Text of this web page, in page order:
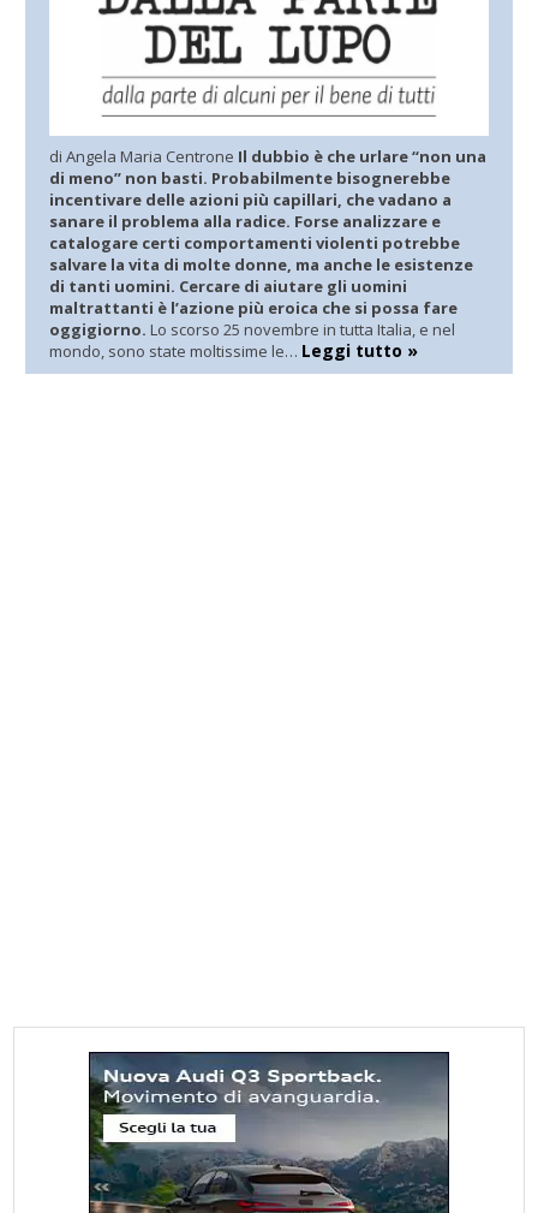
di Angela Maria Centrone Il dubbio è che urlare “non una
di meno” non basti. Probabilmente bisognerebbe
incentivare delle azioni più capillari, che vadano a
sanare il problema alla radice. Forse analizzare e
catalogare certi comportamenti violenti potrebbe
salvare la vita di molte donne, ma anche le esistenze
di tanti uomini. Cercare di aiutare gli uomini
maltrattanti è l’azione più eroica che si possa fare
oggigiorno. Lo scorso 25 novembre in tutta Italia, e nel
mondo, sono state moltissime le… Leggi tutto »